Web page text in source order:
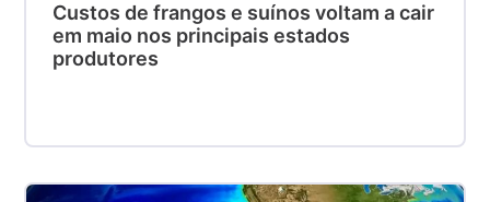
Custos de frangos e suínos voltam a cair
em maio nos principais estados
produtores